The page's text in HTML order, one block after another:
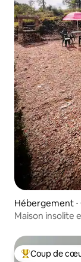
Hébergement
Maison insolite
Coups de cœur
Coup de